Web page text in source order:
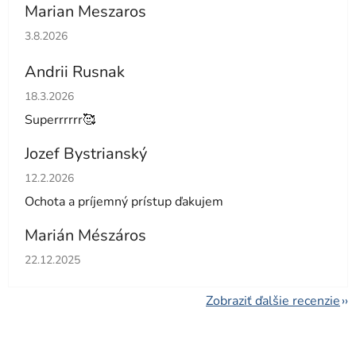
Marian Meszaros
Hodnotenie obchodu je 5 z 5 hviezdičiek.
3.8.2026
Andrii Rusnak
Hodnotenie obchodu je 5 z 5 hviezdičiek.
18.3.2026
Superrrrrr🥰
Jozef Bystrianský
Hodnotenie obchodu je 5 z 5 hviezdičiek.
12.2.2026
Ochota a príjemný prístup ďakujem
Marián Mészáros
Hodnotenie obchodu je 5 z 5 hviezdičiek.
22.12.2025
Zobraziť ďalšie recenzie